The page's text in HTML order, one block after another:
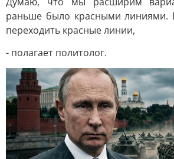
раньше было красными линиями.
переходить красные линии,
- полагает политолог.